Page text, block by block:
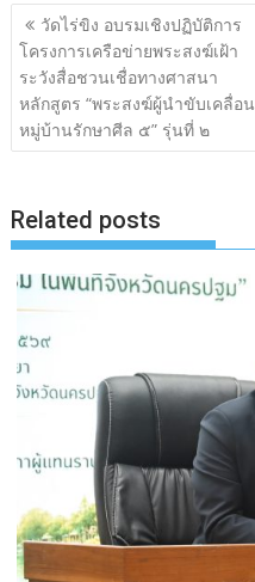
แนะแนว
เรื่อง
วัดไร่ขิง อบรมเชิงปฏิบัติการ
โครงการเครือข่ายพระสงฆ์เฝ้า
ระวังสื่อชวนเชื่อทางศาสนา
หลักสูตร “พระสงฆ์ผู้นำขับเคลื่อน
หมู่บ้านรักษาศีล ๕” รุ่นที่ ๒
Related posts